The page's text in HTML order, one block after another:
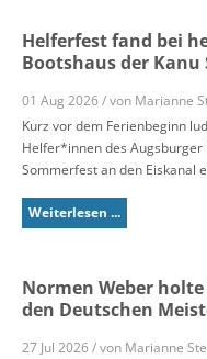
Helferfest fand bei
Bootshaus der
01 Aug 2026 / von Marianne
Kurz vor dem Ferienbeginn
Helfer*innen des Augsburger
Sommerfest an den Eiskanal
Weiterlesen ...
Normen Weber
den Deutschen
27 Jul 2026 / von Marianne